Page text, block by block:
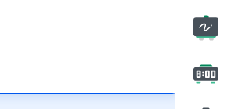
판서
주목 시